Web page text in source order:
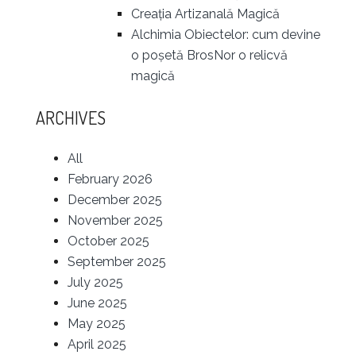
Creația Artizanală Magică
Alchimia Obiectelor: cum devine
o poșetă BrosNor o relicvă
magică
ARCHIVES
All
February 2026
December 2025
November 2025
October 2025
September 2025
July 2025
June 2025
May 2025
April 2025